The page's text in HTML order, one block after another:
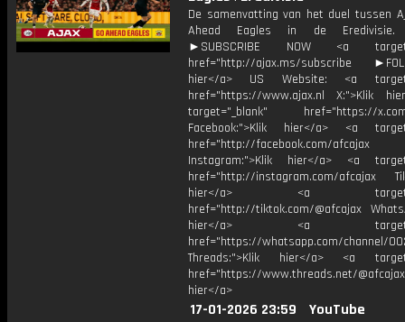
De samenvatting van het duel tussen
Ahead Eagles in de Eredivisie.
►SUBSCRIBE NOW <a
href="http://ajax.ms/subscribe
hier</a> US Website: <a
href="https://www.ajax.nl X:">Klik
target="_blank" href="https://x.com/
Facebook:">Klik hier</a> <a
href="http://facebook.com/afcajax
Instagram:">Klik hier</a> <a
href="http://instagram.com/afcajax
hier</a> <a
href="http://tiktok.com/@afcajax
hier</a> <a
href="https://whatsapp.com/channel/
Threads:">Klik hier</a> <a
href="https://www.threads.net/
hier</a>
17-01-2026 23:59
YouTube